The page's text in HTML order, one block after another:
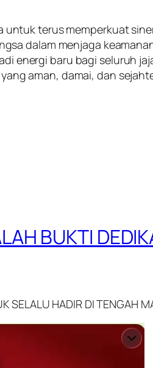
untuk terus memperkuat
dalam menjaga
energi baru bagi seluruh
aman, damai, dan
BUKTI
SELALU HADIR DI TENGAH